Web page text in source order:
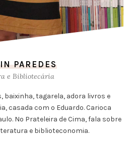
PAREDES
e Bibliotecária
baixinha, tagarela, adora livros e
casada com o Eduardo. Carioca
No Prateleira de Cima, fala sobre
e biblioteconomia.